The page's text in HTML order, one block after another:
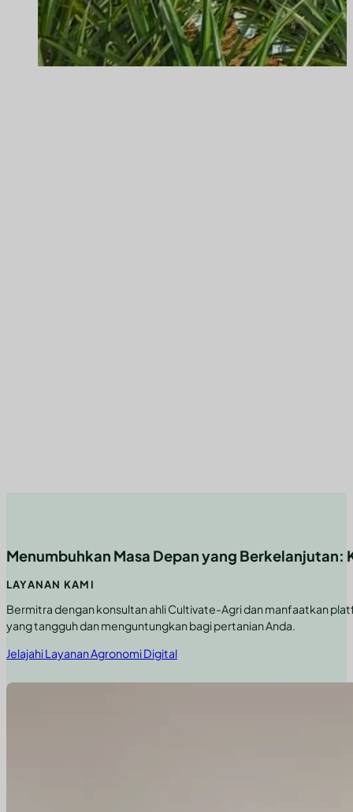
Menumbuhkan Masa Depan yang Berkelanjutan:
LAYANAN KAMI
Bermitra dengan konsultan ahli Cultivate-Agri dan manfaatkan
yang tangguh dan menguntungkan bagi pertanian Anda.
Jelajahi Layanan Agronomi Digital